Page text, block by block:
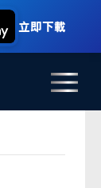
立即下載